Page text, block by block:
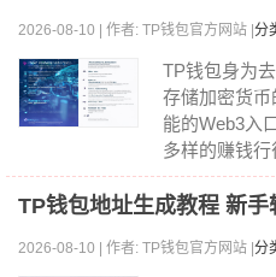
2026-08-10 | 作者: TP钱包官方网站 | 分
TP钱包身为
存储加密货
能的Web3入
多样的赚钱行
TP钱包地址生成教程 新手
2026-08-10 | 作者: TP钱包官方网站 | 分